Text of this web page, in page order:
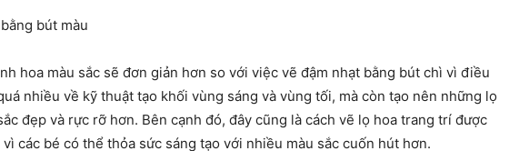
bút màu
hoa màu sắc sẽ đơn giản hơn so với việc vẽ đậm nhạt bằng bút chì vì điều
nhiều về kỹ thuật tạo khối vùng sáng và vùng tối, mà còn tạo nên những lọ
đẹp và rực rỡ hơn. Bên cạnh đó, đây cũng là cách vẽ lọ hoa trang trí được
các bé có thể thỏa sức sáng tạo với nhiều màu sắc cuốn hút hơn.